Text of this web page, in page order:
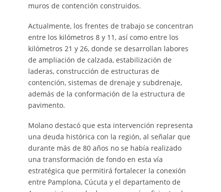
muros de contención construidos.
Actualmente, los frentes de trabajo se concentran
entre los kilómetros 8 y 11, así como entre los
kilómetros 21 y 26, donde se desarrollan labores
de ampliación de calzada, estabilización de
laderas, construcción de estructuras de
contención, sistemas de drenaje y subdrenaje,
además de la conformación de la estructura de
pavimento.
Molano destacó que esta intervención representa
una deuda histórica con la región, al señalar que
durante más de 80 años no se había realizado
una transformación de fondo en esta vía
estratégica que permitirá fortalecer la conexión
entre Pamplona, Cúcuta y el departamento de